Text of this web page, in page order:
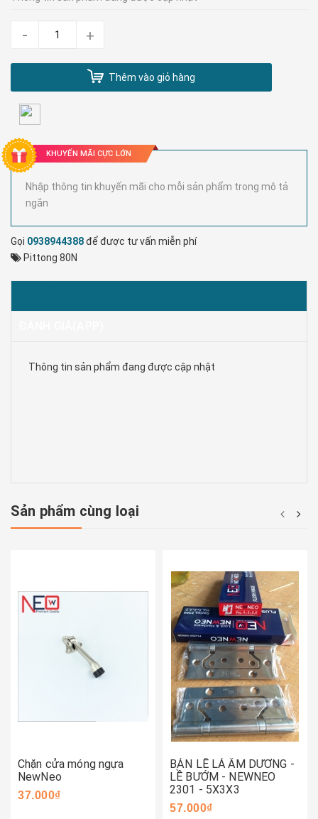
- +
Thêm vào giỏ hàng
KHUYẾN MÃI CỰC LỚN
Nhập thông tin khuyến mãi cho mỗi sản phẩm trong mô tả
ngắn
Gọi 0938944388để được tư vấn miễn phí
Pittong 80N
Thông tin sản phẩm đang được cập nhật
Sản phẩm cùng loại
Chặn cửa móng ngựa
NewNeo
37.000₫
BẢN LỀ LÁ ÂM DƯƠNG -
LỀ BƯỚM - NEWNEO
2301 - 5X3X3
57.000₫